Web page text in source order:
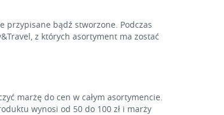
bądź stworzone. Podczas
z których asortyment ma zostać
marżę do cen w całym asortymencie.
wynosi od 50 do 100 zł i marży